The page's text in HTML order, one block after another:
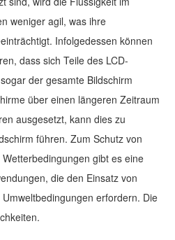
weniger agil, was ihre
Infolgedessen können
dass sich Teile des LCD-
der gesamte Bildschirm
über einen längeren Zeitraum
ausgesetzt, kann dies zu
führen. Zum Schutz von
gibt es eine
die den Einsatz von
erfordern. Die